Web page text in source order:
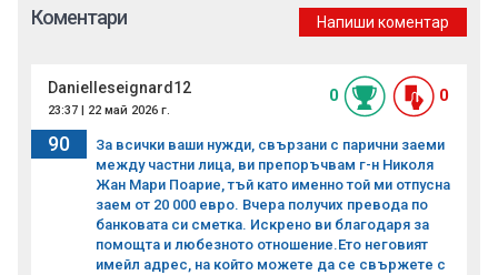
Коментари Напиши коментар
Danielleseignard12
23:37 | 22 май 2026 г.
0 0
90
За всички ваши нужди, свързани с парични заеми
между частни лица, ви препоръчвам г-н Николя
Жан Мари Поарие, тъй като именно той ми отпусна
заем от 20 000 евро. Вчера получих превода по
банковата си сметка. Искрено ви благодаря за
помощта и любезното отношение.Ето неговият
имейл адрес, на който можете да се свържете с